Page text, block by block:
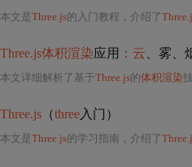
本文是Three.js的入门教程，介绍了
Three.js体积渲染应用 ：云 、雾
本文详细解析了基于Three.js的体积渲染
Three.js （three入门）
本文是Three.js的学习指南，介绍了